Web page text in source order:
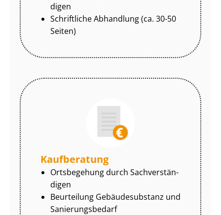
di­gen
Schriftliche Abhandlung (ca. 30-50
Seiten)
Kaufberatung
Ortsbegehung durch Sach­ver­stän­
di­gen
Beurteilung Gebäudesubstanz und
Sa­nie­rungs­be­darf